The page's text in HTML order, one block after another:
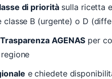
di prioritàsulla ricetta
classe B (urgente) o D
AGENAS per
e chiedete